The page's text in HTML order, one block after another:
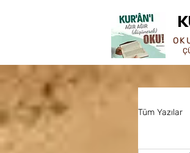
Tüm Yazılar